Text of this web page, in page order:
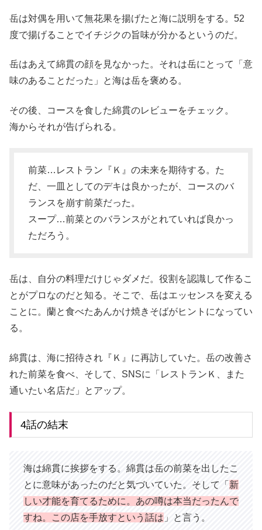
岳は対偶を用いて無花果を揚げたと海に説明をする。52
度で揚げることでイチジクの旨味が分かるというのだ。
岳はあえて綿貫の顔を見なかった。それは岳にとって「意
味のあることだった」と海は岳を褒める。
その後、コースを食した綿貫のレビューをチェック。
海からそれが告げられる。
前菜…レストラン『Ｋ』の未来を期待する。た
だ、一皿としてのデキは良かったが、コースのバ
ランスを崩す前菜だった。
スープ…前菜とのバランスがとれていれば良かっ
ただろう。
岳は、自分の料理だけじゃダメだ。役割を認識して作るこ
とがプロなのだと知る。そこで、岳はエッセンスを変える
ことに。蘭と食べたあんかけ焼きそばがヒントになってい
る。
綿貫は、海に招待され『Ｋ』に再訪していた。岳の改善さ
れた前菜を食べ、そして、SNSに「レストランＫ、また
通いたい名店だ」とアップ。
4話の結末
海は綿貫に挨拶をする。綿貫は岳の前菜を出したこ
とに意味があったのだと気づいていた。そして「 新
しい才能を育てるために。あの噂は本当だったんで
すね。この店を手放すという話は 」と言う。